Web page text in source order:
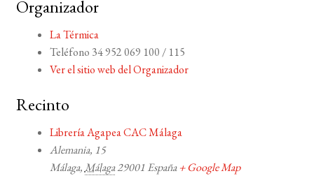
Organizador
La Térmica
Teléfono 34 952 069 100 / 115
Ver el sitio web del Organizador
Recinto
Librería Agapea CAC Málaga
Alemania, 15
Málaga,Málaga29001 España + Google Map